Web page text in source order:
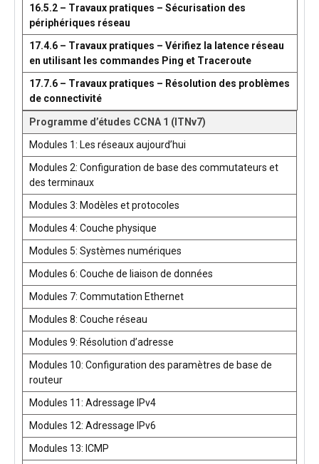
16.5.2 – Travaux pratiques – Sécurisation des
périphériques réseau
17.4.6 – Travaux pratiques – Vérifiez la latence réseau
en utilisant les commandes Ping et Traceroute
17.7.6 – Travaux pratiques – Résolution des problèmes
de connectivité
Programme d’études CCNA 1 (ITNv7)
Modules 1: Les réseaux aujourd’hui
Modules 2: Configuration de base des commutateurs et
des terminaux
Modules 3: Modèles et protocoles
Modules 4: Couche physique
Modules 5: Systèmes numériques
Modules 6: Couche de liaison de données
Modules 7: Commutation Ethernet
Modules 8: Couche réseau
Modules 9: Résolution d’adresse
Modules 10: Configuration des paramètres de base de
routeur
Modules 11: Adressage IPv4
Modules 12: Adressage IPv6
Modules 13: ICMP